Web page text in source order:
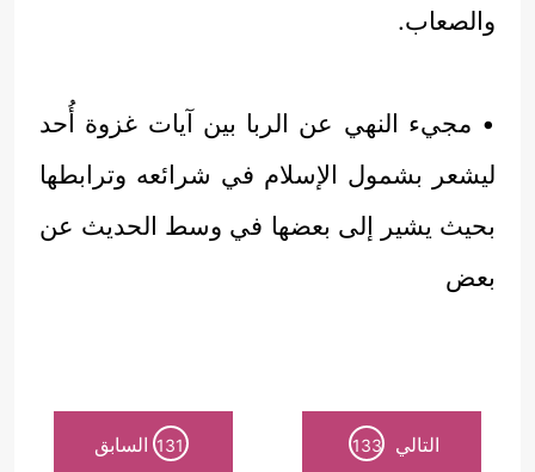
والصعاب.
• مجيء النهي عن الربا بين آيات غزوة أُحد
ليشعر بشمول الإسلام في شرائعه وترابطها
بحيث يشير إلى بعضها في وسط الحديث عن
بعض
التالي 133
131 السابق